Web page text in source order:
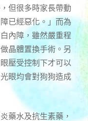
但很多時家長帶動
已經惡化。」而為
內障，雖然嚴重程
晶體置換手術。另
壓受控制下才可以
眼均會對狗狗造成
藥水及抗生素藥，